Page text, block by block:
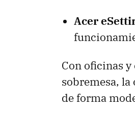
Acer
Con oficinas
sobremesa,
de forma